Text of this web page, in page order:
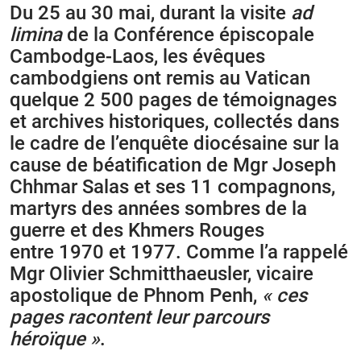
Du 25 au 30 mai, durant la visite ad
liminade la Conférence épiscopale
Cambodge-Laos, les évêques
cambodgiens ont remis au Vatican
quelque 2 500 pages de témoignages
et archives historiques, collectés dans
le cadre de l’enquête diocésaine sur la
cause de béatification de Mgr Joseph
Chhmar Salas et ses 11 compagnons,
martyrs des années sombres de la
guerre et des Khmers Rouges
entre 1970 et 1977. Comme l’a rappelé
Mgr Olivier Schmitthaeusler, vicaire
apostolique de Phnom Penh, « ces
pages racontent leur parcours
héroïque ».